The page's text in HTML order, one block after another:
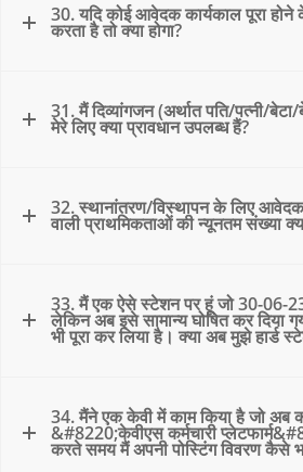
30. यदि कोई आवेदक कार्यकाल पूरा होने
करता है तो क्या होगा?
31. मैं दिव्यांगजन (अर्थात पति/पत्नी/
मेरे लिए क्या प्रावधान उपलब्ध हैं?
32. स्थानांतरण/विस्थापन के लिए आवेदक
वाली प्राथमिकताओं की न्यूनतम संख्या
33. मैं एक ऐसे स्टेशन पर हूं जो 30-06-
लेकिन अब इसे सामान्य घोषित कर दिया
भी पूरा कर लिया है। क्या अब मुझे हार्ड
34. मैंने एक केवी में काम किया है जो अब
&#8220;केवीएस कर्मचारी
करते समय मैं अपनी पोस्टिंग विवरण कैसे